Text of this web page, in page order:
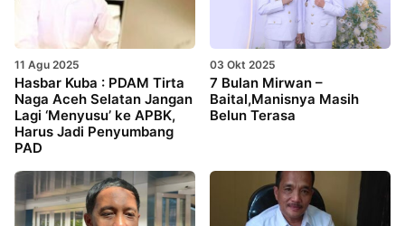
11 Agu 2025
Hasbar Kuba : PDAM Tirta
Naga Aceh Selatan Jangan
Lagi ‘Menyusu’ ke APBK,
Harus Jadi Penyumbang
PAD
03 Okt 2025
7 Bulan Mirwan –
Baital,Manisnya Masih
Belun Terasa